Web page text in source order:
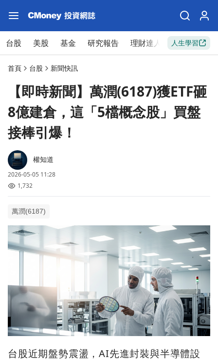
台股 美股 基金 研究報告 理財達人 新手入門
人生學習
首頁 台股 新聞快訊
【即時新聞】萬潤(6187)獲ETF砸
8億建倉，這「5檔概念股」買盤
接棒引爆！
權知道
2026-05-05 11:28
1,732
萬潤(6187)
台股近期盤勢震盪，AI先進封裝與半導體設